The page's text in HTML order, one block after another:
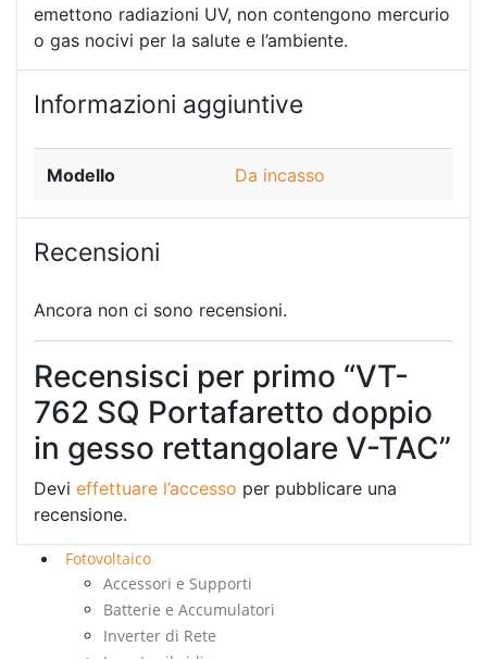
emettono radiazioni UV, non contengono mercurio
o gas nocivi per la salute e l’ambiente.
Informazioni aggiuntive
Modello Da incasso
Recensioni
Ancora non ci sono recensioni.
Recensisci per primo “VT-
762 SQ Portafaretto doppio
in gesso rettangolare V-TAC”
Devi effettuare l’accesso per pubblicare una
recensione.
Fotovoltaico
Accessori e Supporti
Batterie e Accumulatori
Inverter di Rete